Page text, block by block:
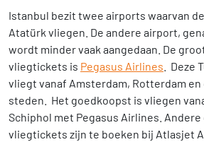
Istanbul bezit twee airports waarvan
Atatürk vliegen. De andere airport,
wordt minder vaak aangedaan. De
vliegtickets is Pegasus Airlines .
vliegt vanaf Amsterdam, Rotterdam
steden. Het goedkoopst is vliegen
Schiphol met Pegasus Airlines.
vliegtickets zijn te boeken bij Atlasjet